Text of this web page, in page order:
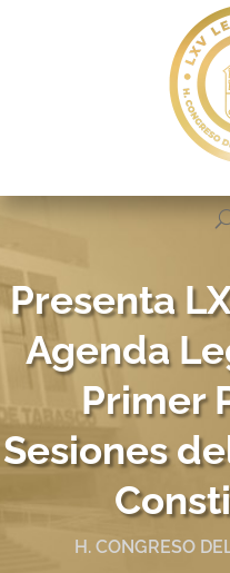
Presenta
Agenda
Primer
Sesiones
H. CONGRESO